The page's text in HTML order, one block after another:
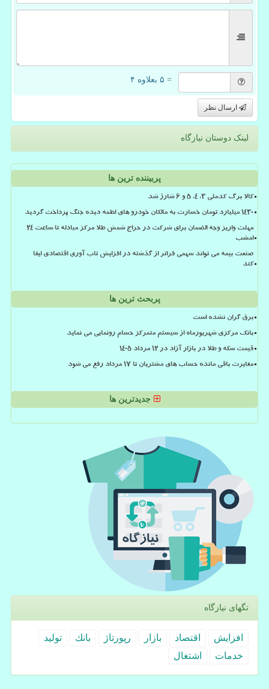
= ۵ بعلاوه ۴
ارسال نظر
لینک دوستان نیازگاه
پربیننده ترین ها
کالا برگ کدملی 3، 4، 5 و 6 شارژ شد
۱۴۳۰ میلیارد تومان خسارت به مالکان خودرو های لطمه دیده جنگ پرداخت گردید
مهلت واریز وجه الضمان برای شرکت در حراج شمش طلا مرکز مبادله تا ساعت ۲۴
امشب
صنعت بیمه می تواند سهمی فراتر از گذشته در افزایش تاب آوری اقتصادی ایفا
کند
پربحث ترین ها
برق گران نشده است
بانک مرکزی شهریورماه از سیستم متمرکز حسام رونمایی می نماید
قیمت سکه و طلا در بازار آزاد در ۱۲ مرداد ۱۴۰۵
مغایرت باقی مانده حساب های مشتریان تا 17 مرداد رفع می شود
جدیدترین ها
تگهای نیازگاه
افزایش اقتصاد بازار رپورتاژ بانك
تولید
خدمات
اشتغال